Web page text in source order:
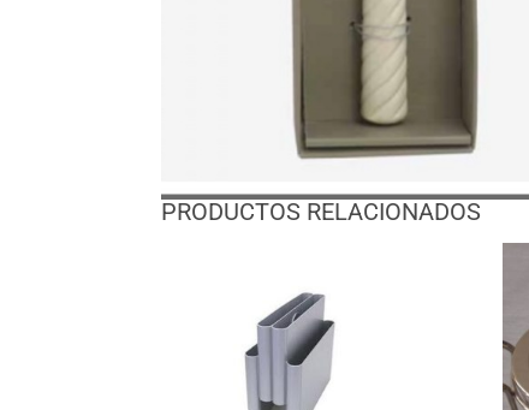
PRODUCTOS RELACIONADOS